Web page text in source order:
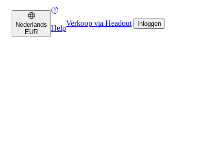
Nederlands
EUR
Help
Verkoop via Headout Inloggen